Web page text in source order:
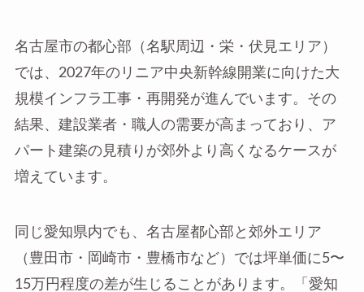
名古屋市の都心部（名駅周辺・栄・伏見エリア）
では、2027年のリニア中央新幹線開業に向けた大
規模インフラ工事・再開発が進んでいます。その
結果、建設業者・職人の需要が高まっており、ア
パート建築の見積りが郊外より高くなるケースが
増えています。
同じ愛知県内でも、名古屋都心部と郊外エリア
（豊田市・岡崎市・豊橋市など）では坪単価に5〜
15万円程度の差が生じることがあります。「愛知